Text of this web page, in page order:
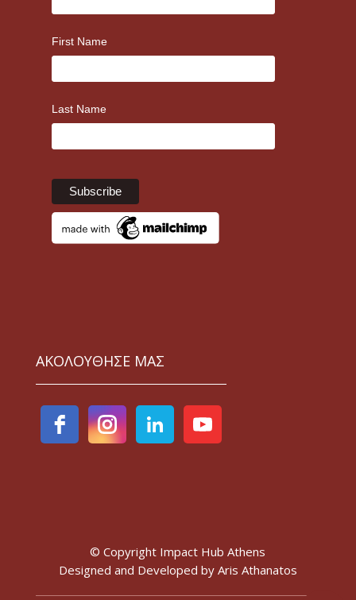
First Name
Last Name
ΑΚΟΛΟΥΘΗΣΕ ΜΑΣ
© Copyright Impact Hub Athens
Designed and Developed by Aris Athanatos